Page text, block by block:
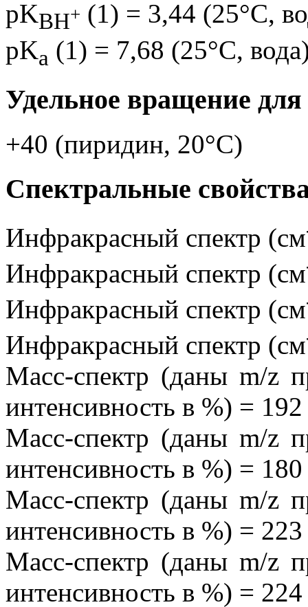
pKBH+ (1) = 3,44 (25°C,
pKa (1) = 7,68 (25°C,
Удельное вращение
+40 (пиридин, 20°C)
Спектральные
Инфракрасный спектр (см
Инфракрасный спектр (см
Инфракрасный спектр (см
Инфракрасный спектр (см
Масс-спектр (даны m/z
интенсивность в %) = 192
Масс-спектр (даны m/z
интенсивность в %) = 180
Масс-спектр (даны m/z
интенсивность в %) = 223
Масс-спектр (даны m/z
интенсивность в %) = 224